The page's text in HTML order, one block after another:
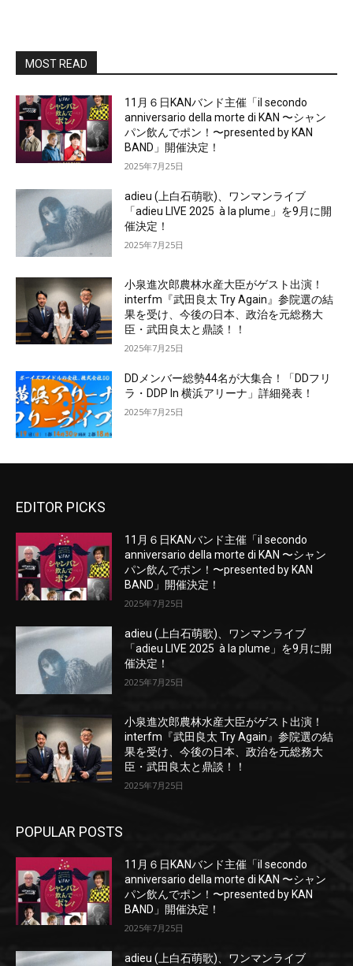
MOST READ
11月６日KANバンド主催「il secondo
anniversario della morte di KAN 〜シャン
パン飲んでポン！〜presented by KAN
BAND」開催決定！
2025年7月25日
adieu (上白石萌歌)、ワンマンライブ
「adieu LIVE 2025 à la plume」を9月に開
催決定！
2025年7月25日
小泉進次郎農林水産大臣がゲスト出演！
interfm『武田良太 Try Again』参院選の結
果を受け、今後の日本、政治を元総務大
臣・武田良太と鼎談！！
2025年7月25日
DDメンバー総勢44名が大集合！「DDフリ
ラ・DDP In 横浜アリーナ」詳細発表！
2025年7月25日
EDITOR PICKS
11月６日KANバンド主催「il secondo
anniversario della morte di KAN 〜シャン
パン飲んでポン！〜presented by KAN
BAND」開催決定！
2025年7月25日
adieu (上白石萌歌)、ワンマンライブ
「adieu LIVE 2025 à la plume」を9月に開
催決定！
2025年7月25日
小泉進次郎農林水産大臣がゲスト出演！
interfm『武田良太 Try Again』参院選の結
果を受け、今後の日本、政治を元総務大
臣・武田良太と鼎談！！
2025年7月25日
POPULAR POSTS
11月６日KANバンド主催「il secondo
anniversario della morte di KAN 〜シャン
パン飲んでポン！〜presented by KAN
BAND」開催決定！
2025年7月25日
adieu (上白石萌歌)、ワンマンライブ